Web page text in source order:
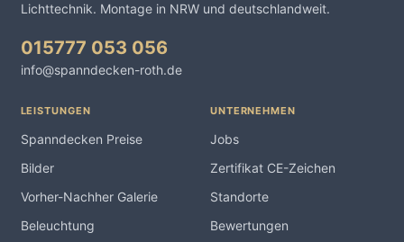
Lichttechnik. Montage in NRW und deutschlandweit.
015777 053 056
info@spanndecken-roth.de
LEISTUNGEN
Spanndecken Preise
Bilder
Vorher-Nachher Galerie
Beleuchtung
UNTERNEHMEN
Jobs
Zertifikat CE-Zeichen
Standorte
Bewertungen